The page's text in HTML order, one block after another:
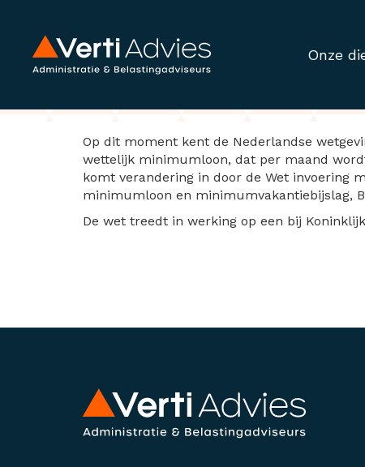
Onze
Wet invoering
Op dit moment kent de Nederlandse
wettelijk minimumloon, dat per maand
komt verandering in door de Wet invoering
minimumloon en minimumvakantiebijslag,
De wet treedt in werking op een bij